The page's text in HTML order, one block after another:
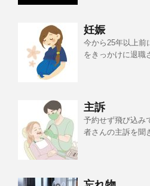
妊娠
今から25年以上前
をきっかけに退職
主訴
予約せず飛び込み
者さんの主訴を聞